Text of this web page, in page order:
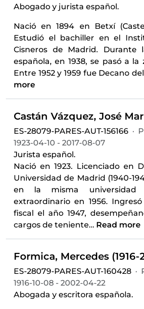
Abogado y jurista español.
Nació en 1894 en Betxí
Estudió el bachiller en el
Cisneros de Madrid. Durante
española, en 1938, se pasó a la
Entre 1952 y 1959 fue Decano
more
ES-28079-PARES-AUT-156166 ·
1923-04-10 - 2017-08-07
Jurista español.
Nació en 1923. Licenciado en
Universidad de Madrid (1940-
en la misma universidad
extraordinario en 1956.
fiscal el año 1947,
cargos de teniente… Read more
Formica, Mercedes (1916-
ES-28079-PARES-AUT-160428 ·
1916-10-08 - 2002-04-22
Abogada y escritora española.